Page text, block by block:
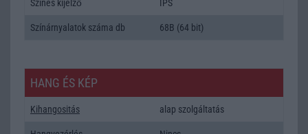
Színes kijelző IPS
Színárnyalatok száma db 68B (64 bit)
HANG ÉS KÉP
Kihangositás alap szolgáltatás